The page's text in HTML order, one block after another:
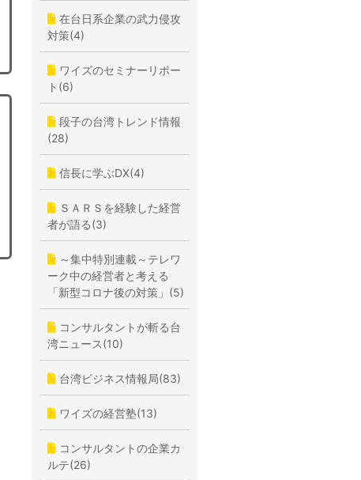
在台日系企業の武力侵攻
対策(4)
ワイズのセミナーリポー
ト(6)
段子の台湾トレンド情報
(28)
信長に学ぶDX(4)
ＳＡＲＳを経験した経営
者が語る(3)
～集中特別連載～テレワ
ーク中の経営者と考える
「新型コロナ後の対策」(5)
コンサルタントが斬る台
湾ニュース(10)
台湾ビジネス情報局(83)
ワイズの経営塾(13)
コンサルタントの企業カ
ルテ(26)